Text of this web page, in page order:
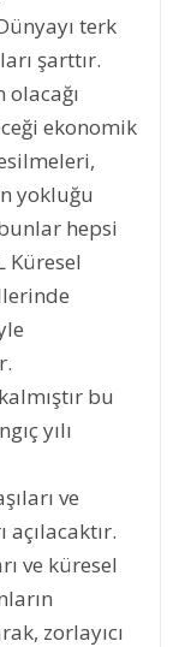
terk
şarttır.
ekonomik
yokluğu
hepsi
Küresel
bu
yılı
ve
ve küresel
zorlayıcı